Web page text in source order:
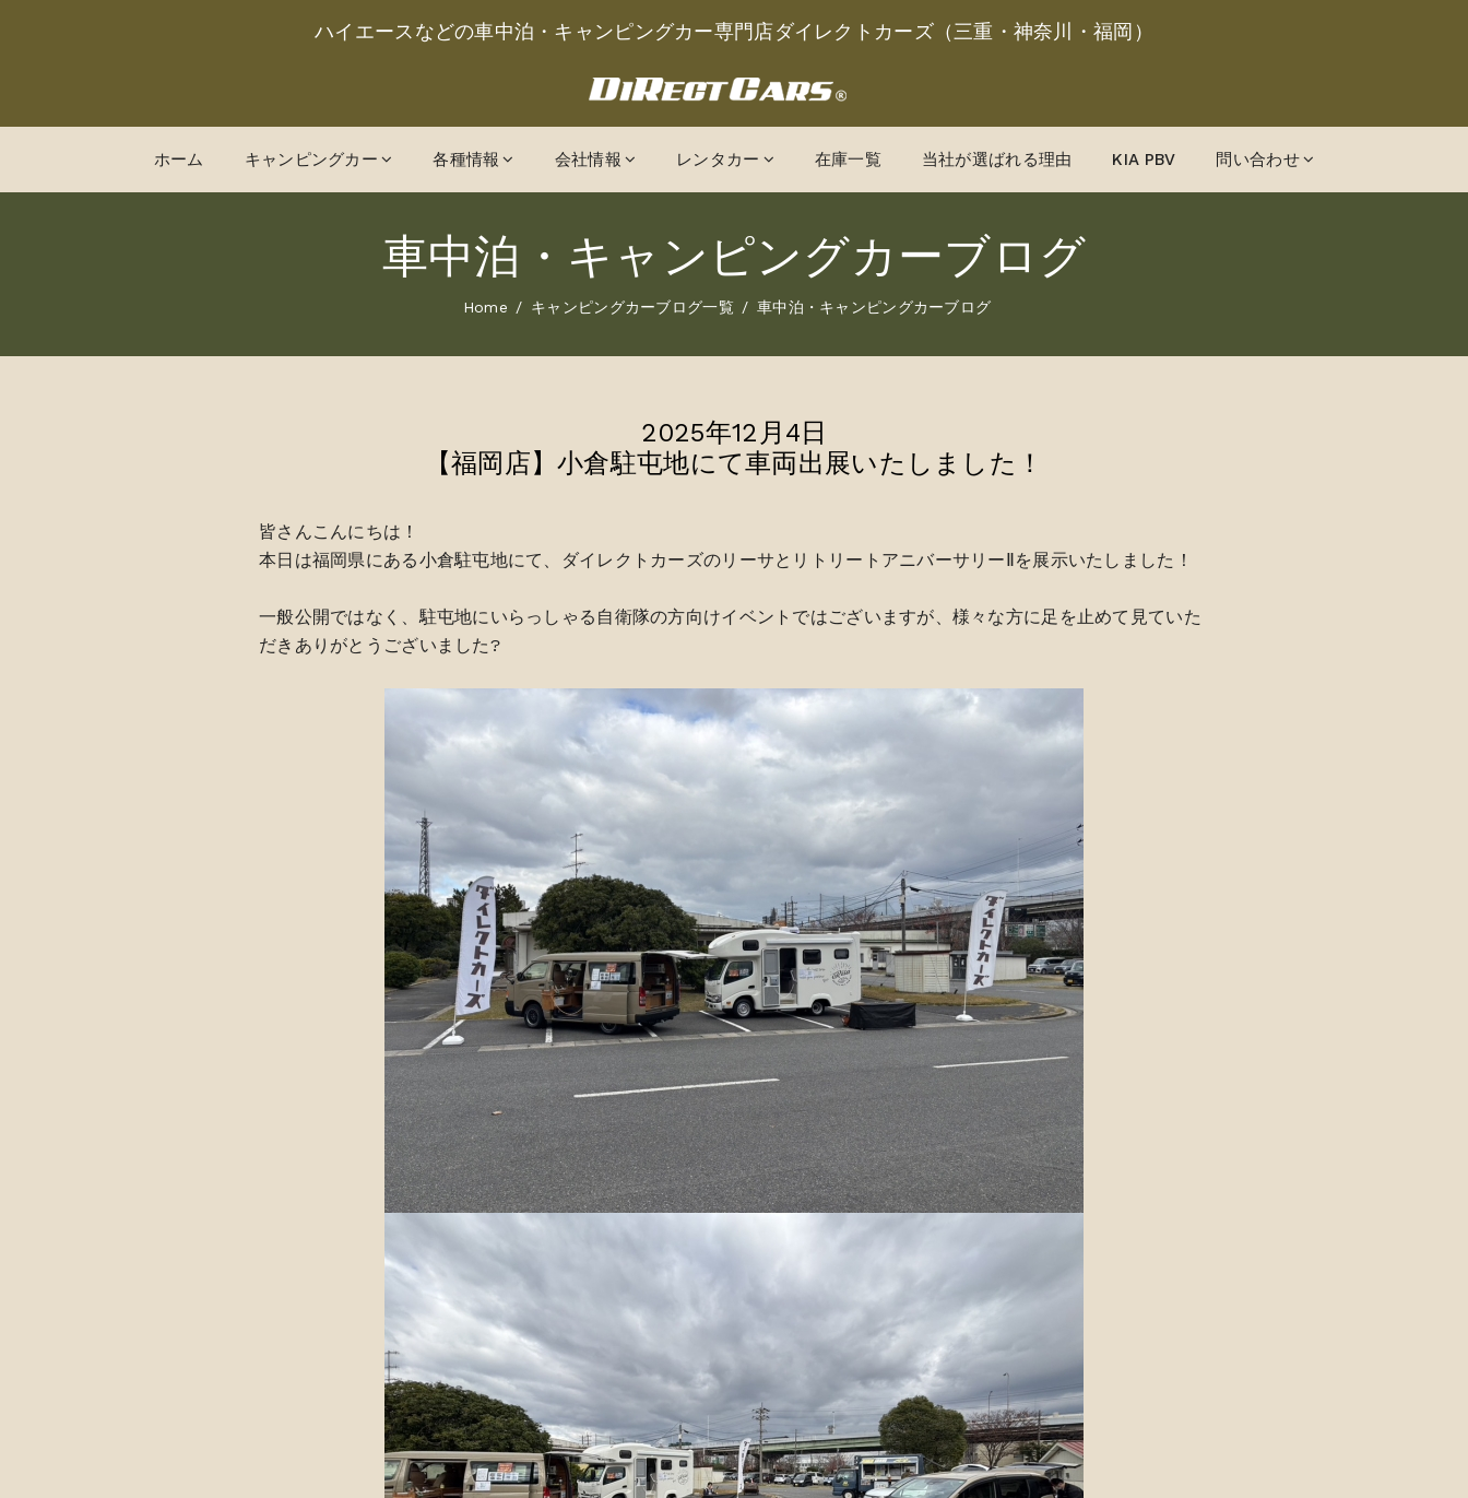
ハイエースなどの車中泊・キャンピングカー専門店ダイレクトカーズ（三重・神奈川・福岡）
ホーム キャンピングカー 各種情報 会社情報 レンタカー 在庫一覧 当社が選ばれる理由 KIA PBV 問い合わせ
車中泊・キャンピングカーブログ
Home キャンピングカーブログ一覧 車中泊・キャンピングカーブログ
2025年12月4日
【福岡店】小倉駐屯地にて車両出展いたしました！
皆さんこんにちは！
本日は福岡県にある小倉駐屯地にて、ダイレクトカーズのリーサとリトリートアニバーサリーⅡを展示いたしました！
一般公開ではなく、駐屯地にいらっしゃる自衛隊の方向けイベントではございますが、様々な方に足を止めて見ていた
だきありがとうございました?